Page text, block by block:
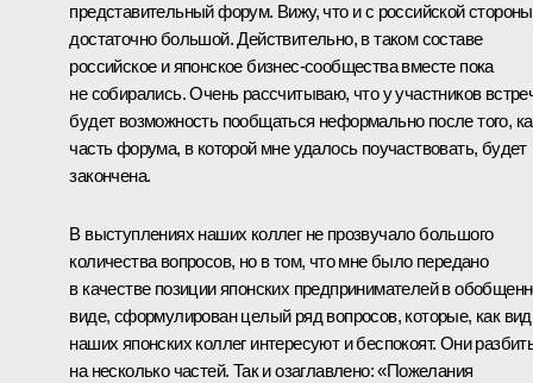
представительный форум. Вижу, что и с российской
достаточно большой. Действительно, в таком составе
российское и японское бизнес-сообщества вместе пока
не собирались. Очень рассчитываю, что у участников
будет возможность пообщаться неформально после того,
часть форума, в которой мне удалось поучаствовать, будет
закончена.
В выступлениях наших коллег не прозвучало большого
количества вопросов, но в том, что мне было передано
в качестве позиции японских предпринимателей в
виде, сформулирован целый ряд вопросов, которые, как
наших японских коллег интересуют и беспокоят. Они
на несколько частей. Так и озаглавлено: «Пожелания